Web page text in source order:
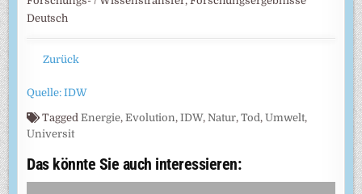
Deutsch
Zurück
Quelle: IDW
TaggedEnergie,Evolution,IDW,Natur,Tod,Umwelt,
Universit
Das könnte Sie auch interessieren: